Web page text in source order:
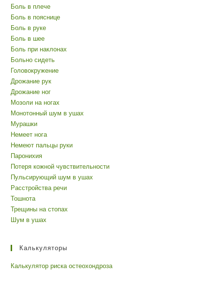
Боль в плече
Боль в пояснице
Боль в руке
Боль в шее
Боль при наклонах
Больно сидеть
Головокружение
Дрожание рук
Дрожание ног
Мозоли на ногах
Монотонный шум в ушах
Мурашки
Немеет нога
Немеют пальцы руки
Паронихия
Потеря кожной чувствительности
Пульсирующий шум в ушах
Расстройства речи
Тошнота
Трещины на стопах
Шум в ушах
Калькуляторы
Калькулятор риска остеохондроза